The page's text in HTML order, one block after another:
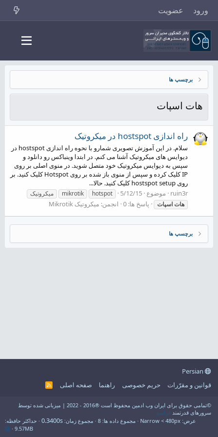
ورود عضویت
برچسپ ها
هات اسپات
راه اندازی hostspot در میکروتیک
سلام. در این آموزش تصویری شمارو با نحوه راه اندازی hostspot در
دیوایس های میکروتیک آشنا می کنم. در ابتدا وینباکس رو دانلود و
سپس به دیوایس میکروتیک خود متصل شوید. در منوی اصلی بر روی
IP کلیک کرده و سپس از منوی باز شده بر روی Hotspot کلیک کنید. بر
روی hostspot setup کلیک کنید. حالا...
ruin3r
موضوع 5/12/15
hotspot
mikrotik
میکروتیک
هاتاسپات پاسخ ها: 0 انجمن: میکروتیک Mikrotik
برچسپ ها
قوانین و مقرّرات
حریم خصوصی راهنما صفحه اصلی
R
©تمامی حقوق برای ایران وب ادمین محفوظ است ®2016 - 2022 | میزبانی شده توسط
سرورهای قدرتمند فراسو
عرض
مجموع داده ها 8 مجموع زمان 0.3400s
حداکثر حافظه
9.57MB